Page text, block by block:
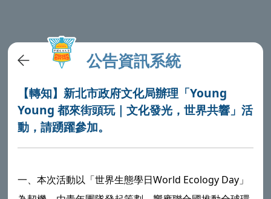
公告資訊系統
【轉知】新北市政府文化局辦理「Young
Young 都來街頭玩｜文化發光，世界共響」活
動，請踴躍參加。
一、本次活動以「世界生態學日World Ecology Day」